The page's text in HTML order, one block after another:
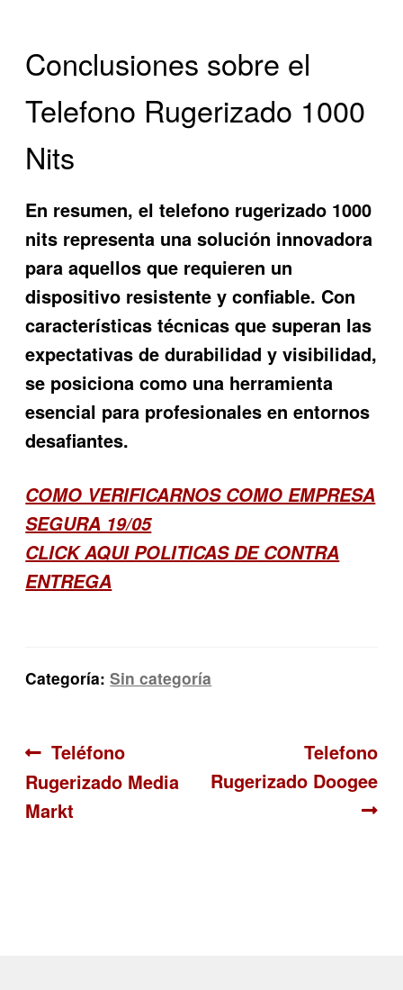
Conclusiones sobre el
Telefono Rugerizado 1000
Nits
En resumen, eltelefono rugerizado 1000
nits representa una solución innovadora
para aquellos que requieren un
dispositivo resistente y confiable. Con
características técnicas que superan las
expectativas de durabilidad y visibilidad,
se posiciona como una herramienta
esencial para profesionales en entornos
desafiantes.
COMO VERIFICARNOS COMO EMPRESA
SEGURA 19/05
CLICK AQUI POLITICAS DE CONTRA
ENTREGA
Categoría:Sin categoría
Navegación
de
Anterior:
Teléfono
Rugerizado Media
Markt
Siguiente:
Telefono
Rugerizado Doogee